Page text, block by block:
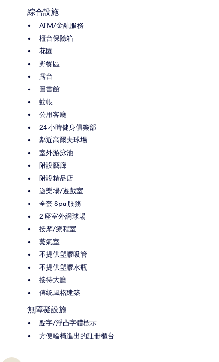
綜合設施
ATM/金融服務
櫃台保險箱
花園
野餐區
露台
圖書館
蚊帳
公用客廳
24 小時健身俱樂部
鄰近高爾夫球場
室外游泳池
附設藝廊
附設精品店
遊樂場/遊戲室
全套 Spa 服務
2 座室外網球場
按摩/療程室
蒸氣室
不提供塑膠吸管
不提供塑膠水瓶
接待大廳
傳統風格建築
無障礙設施
點字/浮凸字體標示
方便輪椅進出的註冊櫃台